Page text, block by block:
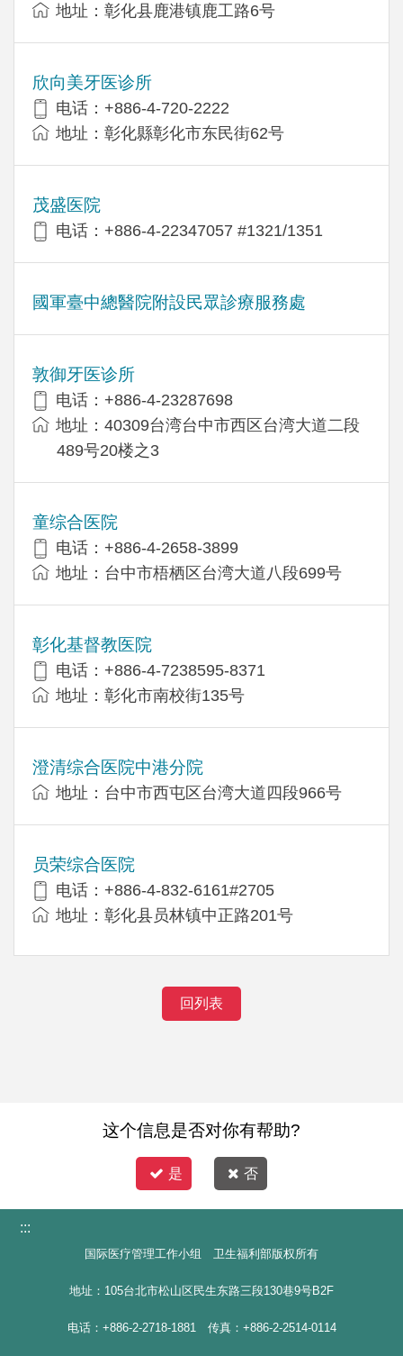
地址：彰化县鹿港镇鹿工路6号
欣向美牙医诊所
电话：+886-4-720-2222
地址：彰化縣彰化市东民街62号
茂盛医院
电话：+886-4-22347057 #1321/1351
國軍臺中總醫院附設民眾診療服務處
敦御牙医诊所
电话：+886-4-23287698
地址：40309台湾台中市西区台湾大道二段
489号20楼之3
童综合医院
电话：+886-4-2658-3899
地址：台中市梧栖区台湾大道八段699号
彰化基督教医院
电话：+886-4-7238595-8371
地址：彰化市南校街135号
澄清综合医院中港分院
地址：台中市西屯区台湾大道四段966号
员荣综合医院
电话：+886-4-832-6161#2705
地址：彰化县员林镇中正路201号
回列表
这个信息是否对你有帮助?
是 否
:::
国际医疗管理工作小组 卫生福利部版权所有
地址：105台北市松山区民生东路三段130巷9号B2F
电话：+886-2-2718-1881 传真：+886-2-2514-0114